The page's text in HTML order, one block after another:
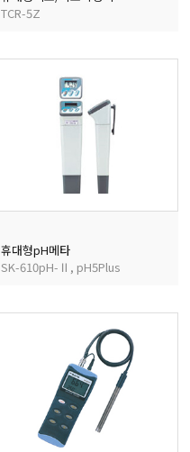
TCR-5Z
휴대형pH메타
SK-610pH-Ⅱ, pH5Plus